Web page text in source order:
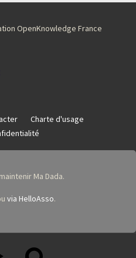
OpenKnowledge France
Charte d'usage
Ma Dada.
via HelloAsso.